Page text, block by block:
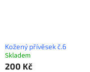
Kožený přívěsek č.6
Skladem
200 Kč